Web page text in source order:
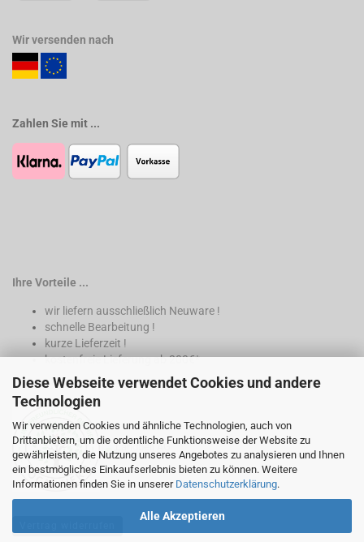
Diese Webseite verwendet Cookies und andere
Technologien
Wir verwenden Cookies und ähnliche Technologien, auch von
Drittanbietern, um die ordentliche Funktionsweise der Website zu
gewährleisten, die Nutzung unseres Angebotes zu analysieren und Ihnen
ein bestmögliches Einkaufserlebnis bieten zu können. Weitere
Informationen finden Sie in unserer Datenschutzerklärung.
Alle Akzeptieren
Wir versenden nach
Zahlen Sie mit ...
Ihre Vorteile ...
wir liefern ausschließlich Neuware !
schnelle Bearbeitung !
kurze Lieferzeit !
kostenfreie Lieferung ab 200€*
* nur innerhalb Deutschland